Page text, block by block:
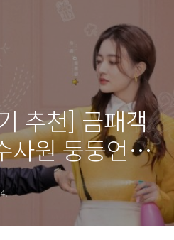
추천] 금패객
사원 둥둥언)
줄거리 결말
위철명 장백가